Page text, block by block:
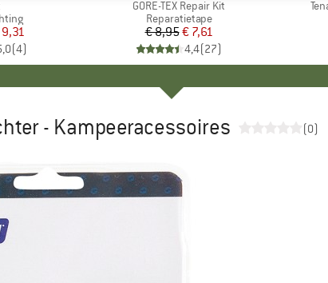
prijs
(4)
Artikel
GORE-TEX Repair Kit
Productgroep
Reparatietape
Prijs
€ 8,95Verlaagde prijs
€ 7,61
4,4(27)
- Kampeeracessoires (0)